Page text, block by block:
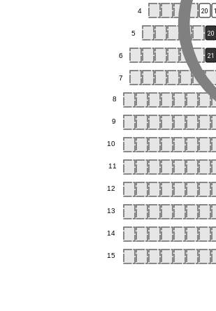
4
5
6
7
8
9
10
11
12
13
14
15
20
20
21